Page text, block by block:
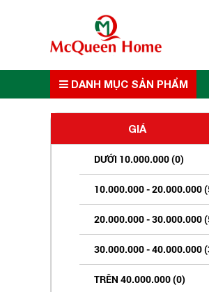
DANH MỤC SẢN PHẨM
GIÁ
DƯỚI 10.000.000 (0)
10.000.000 - 20.000.000
20.000.000 - 30.000.000
30.000.000 - 40.000.000
TRÊN 40.000.000 (0)